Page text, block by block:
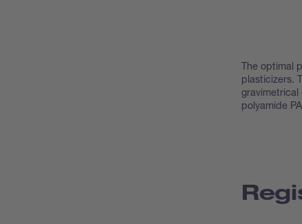
The optimal
plasticizers.
gravimetrical
polyamide